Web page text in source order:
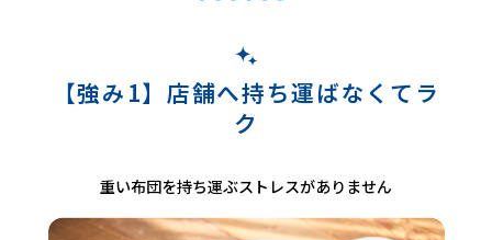
【強み1】店舗へ持ち運ばなくてラ
ク
重い布団を持ち運ぶストレスがありません